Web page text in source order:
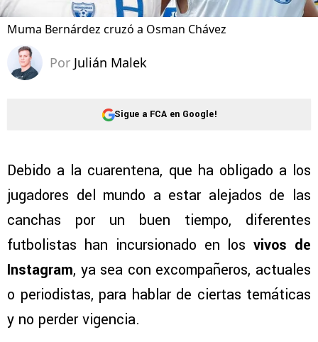
Muma Bernárdez cruzó a Osman Chávez
Por Julián Malek
Sigue a FCA en Google!
Debido a la cuarentena, que ha obligado a los
jugadores del mundo a estar alejados de las
canchas por un buen tiempo, diferentes
futbolistas han incursionado en los vivos de
Instagram, ya sea con excompañeros, actuales
o periodistas, para hablar de ciertas temáticas
y no perder vigencia.